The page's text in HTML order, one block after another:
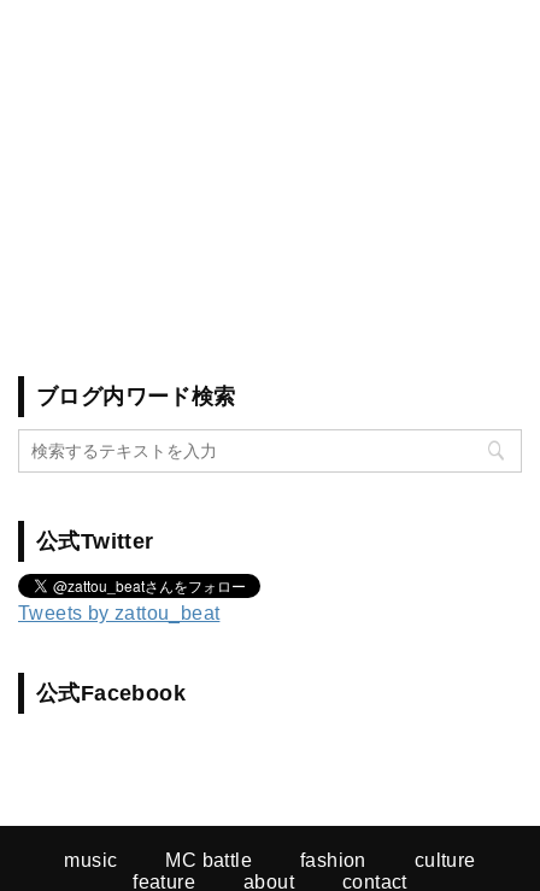
ブログ内ワード検索
公式Twitter
Tweets by zattou_beat
公式Facebook
music MC battle fashion
culture
feature
about contact